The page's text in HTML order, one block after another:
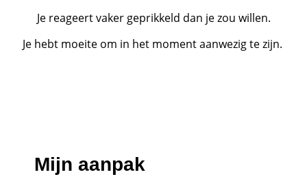
Je reageert vaker geprikkeld dan je zou willen.
Je hebt moeite om in het moment aanwezig te zijn.
Mijn aanpak